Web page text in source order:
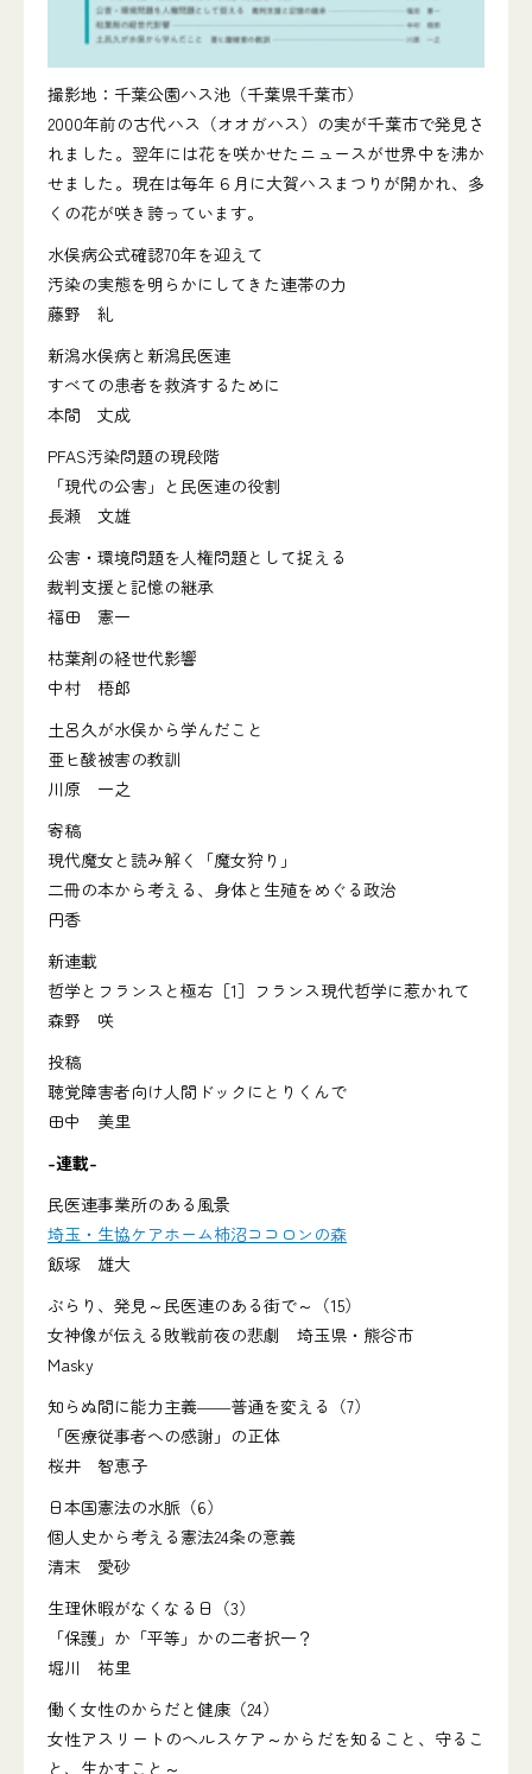
撮影地：千葉公園ハス池（千葉県千葉市）
2000年前の古代ハス（オオガハス）の実が千葉市で発見さ
れました。翌年には花を咲かせたニュースが世界中を沸か
せました。現在は毎年６月に大賀ハスまつりが開かれ、多
くの花が咲き誇っています。
水俣病公式確認70年を迎えて
汚染の実態を明らかにしてきた連帯の力
藤野 糺
新潟水俣病と新潟民医連
すべての患者を救済するために
本間 丈成
PFAS汚染問題の現段階
「現代の公害」と民医連の役割
長瀬 文雄
公害・環境問題を人権問題として捉える
裁判支援と記憶の継承
福田 憲一
枯葉剤の経世代影響
中村 梧郎
土呂久が水俣から学んだこと
亜ヒ酸被害の教訓
川原 一之
寄稿
現代魔女と読み解く「魔女狩り」
二冊の本から考える、身体と生殖をめぐる政治
円香
新連載
哲学とフランスと極右［1］フランス現代哲学に惹かれて
森野 咲
投稿
聴覚障害者向け人間ドックにとりくんで
田中 美里
-連載-
民医連事業所のある風景
埼玉・生協ケアホーム柿沼ココロンの森
飯塚 雄大
ぶらり、発見～民医連のある街で～（15）
女神像が伝える敗戦前夜の悲劇 埼玉県・熊谷市
Masky
知らぬ間に能力主義――普通を変える（7）
「医療従事者への感謝」の正体
桜井 智恵子
日本国憲法の水脈（6）
個人史から考える憲法24条の意義
清末 愛砂
生理休暇がなくなる日（3）
「保護」か「平等」かの二者択一？
堀川 祐里
働く女性のからだと健康（24）
女性アスリートのヘルスケア～からだを知ること、守るこ
と、生かすこと～